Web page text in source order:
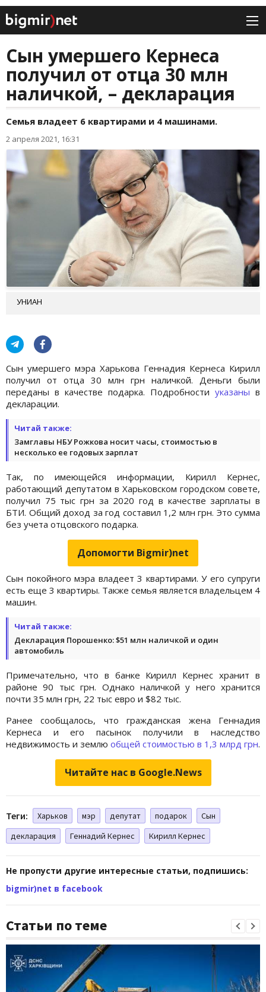
Сын умершего Кернеса
получил от отца 30 млн
наличкой, – декларация
Семья владеет 6 квартирами и 4 машинами.
2 апреля 2021, 16:31
УНИАН
Сын умершего мэра Харькова Геннадия Кернеса Кирилл
получил от отца 30 млн грн наличкой. Деньги были
переданы в качестве подарка. Подробности указаны в
декларации.
Читай также:
Замглавы НБУ Рожкова носит часы, стоимостью в
несколько ее годовых зарплат
Так, по имеющейся информации, Кирилл Кернес,
работающий депутатом в Харьковском городском совете,
получил 75 тыс грн за 2020 год в качестве зарплаты в
БТИ. Общий доход за год составил 1,2 млн грн. Это сумма
без учета отцовского подарка.
Допомогти Bigmir)net
Сын покойного мэра владеет 3 квартирами. У его супруги
есть еще 3 квартиры. Также семья является владельцем 4
машин.
Читай также:
Декларация Порошенко: $51 млн наличкой и один
автомобиль
Примечательно, что в банке Кирилл Кернес хранит в
районе 90 тыс грн. Однако наличкой у него хранится
почти 35 млн грн, 22 тыс евро и $82 тыс.
Ранее сообщалось, что гражданская жена Геннадия
Кернеса и его пасынок получили в наследство
недвижимость и землю общей стоимостью в 1,3 млрд грн.
Читайте нас в Google.News
Теги: Харьков мэр депутат подарок
Сын
декларация
Геннадий Кернес Кирилл Кернес
Не пропусти другие интересные статьи, подпишись:
bigmir)net в facebook
Статьи по теме